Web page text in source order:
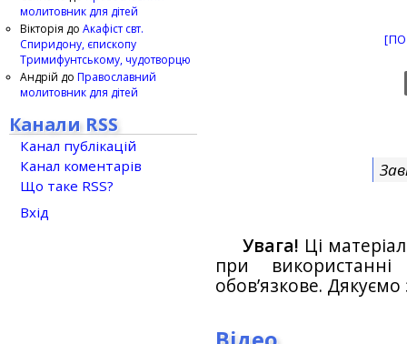
Увага! Ці
при
обов’язкове.
молитовник для дітей
Вікторія до Акафіст свт.
Спиридону, єпископу
Тримифунтському, чудотворцю
Андрій до Православний
молитовник для дітей
Канали RSS
Канал публікацій
Канал коментарів
Що таке RSS?
Вхід